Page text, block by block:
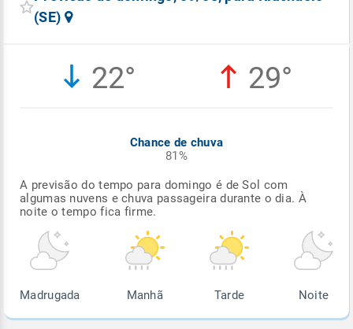
(SE)
22° 29°
Chance de chuva
81%
A previsão do tempo para domingo é de Sol com
algumas nuvens e chuva passageira durante o dia. À
noite o tempo fica firme.
Madrugada Manhã Tarde Noite